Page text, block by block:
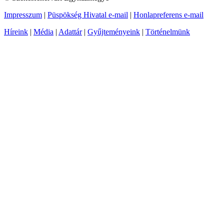
Impresszum | Püspökség Hivatal e-mail | Honlapreferens e-mail
Híreink | Média | Adattár| Gyűjteményeink | Történelmünk